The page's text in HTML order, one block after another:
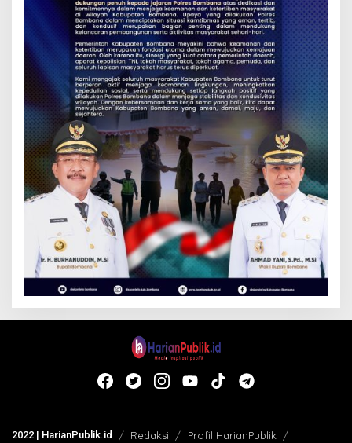
2022 | HarianPublik.id Redaksi Profil HarianPublik